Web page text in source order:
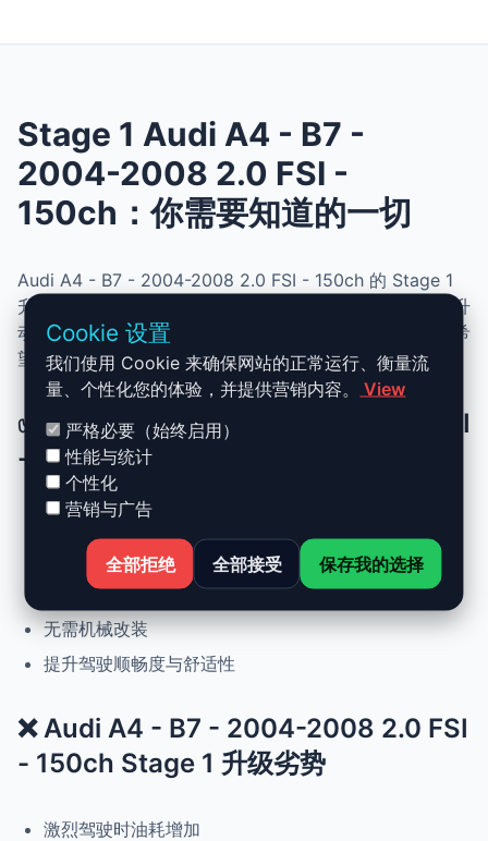
Stage 1 Audi A4 - B7 -
2004-2008 2.0 FSI -
150ch：你需要知道的一切
Audi A4 - B7 - 2004-2008 2.0 FSI - 150ch 的 Stage 1
升级结合了性能、安全与简便性。无需机械改动，即可提升
动力、扭矩并优化油耗。非常适合追求更灵敏驾驶体验且希
望保持原厂可靠性的车主。
✅ Audi A4 - B7 - 2004-2008 2.0 FSI
- 150ch Stage 1 升级优势
动力提升高达 +30%，扭矩提升 +25%
正常驾驶下优化油耗
可随时恢复原厂设置
无需机械改装
提升驾驶顺畅度与舒适性
❌ Audi A4 - B7 - 2004-2008 2.0 FSI
- 150ch Stage 1 升级劣势
激烈驾驶时油耗增加
Cookie 设置
我们使用 Cookie 来确保网站的正常运行、衡量流
量、个性化您的体验，并提供营销内容。
View
严格必要（始终启用）
性能与统计
个性化
营销与广告
全部拒绝 全部接受 保存我的选择